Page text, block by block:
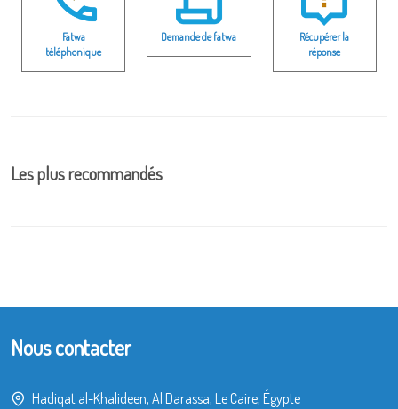
Fatwa
téléphonique
Demande de fatwa
Récupérer la
réponse
Les plus recommandés
Nous contacter
Hadiqat al-Khalideen, Al Darassa, Le Caire, Égypte